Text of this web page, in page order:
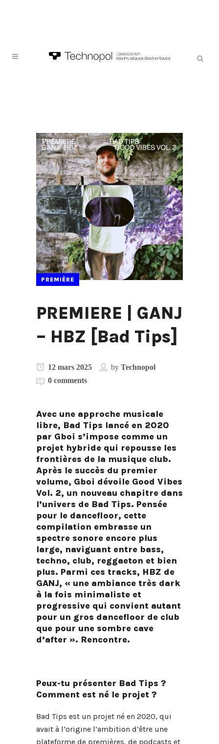
PREMIÈRE
PREMIERE | GANJ
– HBZ [Bad Tips]
12 mars 2025 by Technopol
0 comments
Avec une approche musicale
libre, Bad Tips lancé en 2020
par Gboi s’impose comme un
projet hybride qui repousse les
frontières de la musique club.
Après le succès du premier
volume, Gboi dévoile Good Vibes
Vol. 2, un nouveau chapitre dans
l’univers de Bad Tips. Pensée
pour le dancefloor, cette
compilation embrasse un
spectre sonore encore plus
large, naviguant entre bass,
techno, club, reggaeton et bien
plus. Parmi ces tracks, HBZ de
GANJ, « une ambiance très dark
à la fois minimaliste et
progressive qui convient autant
pour un gros dancefloor de club
que pour une sombre cave
d’after ». Rencontre.
Peux-tu présenter Bad Tips ?
Comment est né le projet ?
Bad Tips est un projet né en 2020, qui
avait à l’origine l’ambition d’être une
plateforme de premières, de podcasts et